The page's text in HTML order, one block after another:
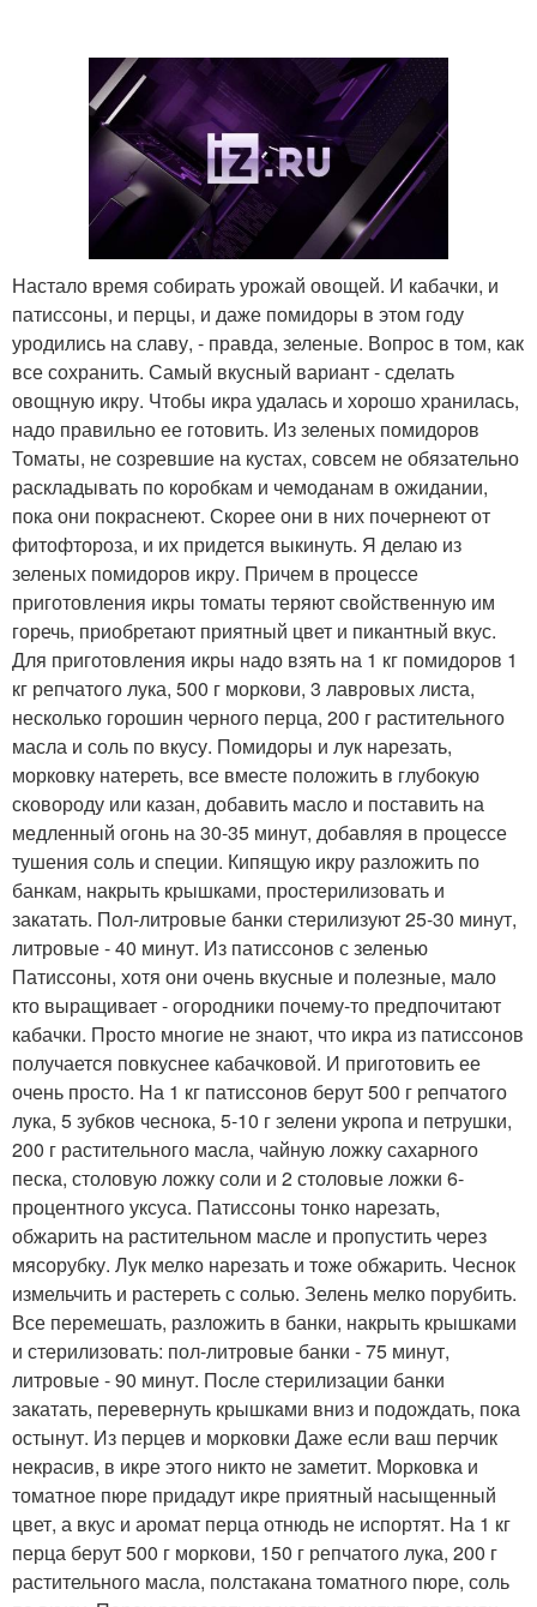
Настало время собирать урожай овощей. И кабачки, и
патиссоны, и перцы, и даже помидоры в этом году
уродились на славу, - правда, зеленые. Вопрос в том, как
все сохранить. Самый вкусный вариант - сделать
овощную икру. Чтобы икра удалась и хорошо хранилась,
надо правильно ее готовить. Из зеленых помидоров
Томаты, не созревшие на кустах, совсем не обязательно
раскладывать по коробкам и чемоданам в ожидании,
пока они покраснеют. Скорее они в них почернеют от
фитофтороза, и их придется выкинуть. Я делаю из
зеленых помидоров икру. Причем в процессе
приготовления икры томаты теряют свойственную им
горечь, приобретают приятный цвет и пикантный вкус.
Для приготовления икры надо взять на 1 кг помидоров 1
кг репчатого лука, 500 г моркови, 3 лавровых листа,
несколько горошин черного перца, 200 г растительного
масла и соль по вкусу. Помидоры и лук нарезать,
морковку натереть, все вместе положить в глубокую
сковороду или казан, добавить масло и поставить на
медленный огонь на 30-35 минут, добавляя в процессе
тушения соль и специи. Кипящую икру разложить по
банкам, накрыть крышками, простерилизовать и
закатать. Пол-литровые банки стерилизуют 25-30 минут,
литровые - 40 минут. Из патиссонов с зеленью
Патиссоны, хотя они очень вкусные и полезные, мало
кто выращивает - огородники почему-то предпочитают
кабачки. Просто многие не знают, что икра из патиссонов
получается повкуснее кабачковой. И приготовить ее
очень просто. На 1 кг патиссонов берут 500 г репчатого
лука, 5 зубков чеснока, 5-10 г зелени укропа и петрушки,
200 г растительного масла, чайную ложку сахарного
песка, столовую ложку соли и 2 столовые ложки 6-
процентного уксуса. Патиссоны тонко нарезать,
обжарить на растительном масле и пропустить через
мясорубку. Лук мелко нарезать и тоже обжарить. Чеснок
измельчить и растереть с солью. Зелень мелко порубить.
Все перемешать, разложить в банки, накрыть крышками
и стерилизовать: пол-литровые банки - 75 минут,
литровые - 90 минут. После стерилизации банки
закатать, перевернуть крышками вниз и подождать, пока
остынут. Из перцев и морковки Даже если ваш перчик
некрасив, в икре этого никто не заметит. Морковка и
томатное пюре придадут икре приятный насыщенный
цвет, а вкус и аромат перца отнюдь не испортят. На 1 кг
перца берут 500 г моркови, 150 г репчатого лука, 200 г
растительного масла, полстакана томатного пюре, соль